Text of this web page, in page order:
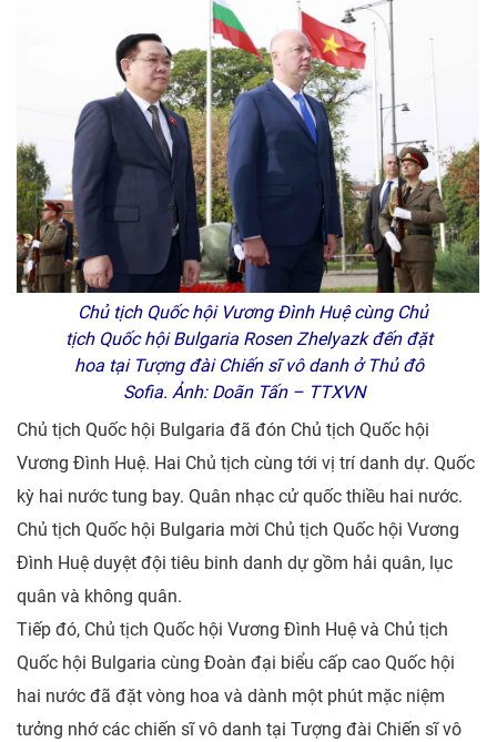
Chủ tịch Quốc hội Vương Đình Huệ cùng Chủ
tịch Quốc hội Bulgaria Rosen Zhelyazk đến đặt
hoa tại Tượng đài Chiến sĩ vô danh ở Thủ đô
Sofia. Ảnh: Doãn Tấn – TTXVN
Chủ tịch Quốc hội Bulgaria đã đón Chủ tịch Quốc hội
Vương Đình Huệ. Hai Chủ tịch cùng tới vị trí danh dự. Quốc
kỳ hai nước tung bay. Quân nhạc cử quốc thiều hai nước.
Chủ tịch Quốc hội Bulgaria mời Chủ tịch Quốc hội Vương
Đình Huệ duyệt đội tiêu binh danh dự gồm hải quân, lục
quân và không quân.
Tiếp đó, Chủ tịch Quốc hội Vương Đình Huệ và Chủ tịch
Quốc hội Bulgaria cùng Đoàn đại biểu cấp cao Quốc hội
hai nước đã đặt vòng hoa và dành một phút mặc niệm
tưởng nhớ các chiến sĩ vô danh tại Tượng đài Chiến sĩ vô